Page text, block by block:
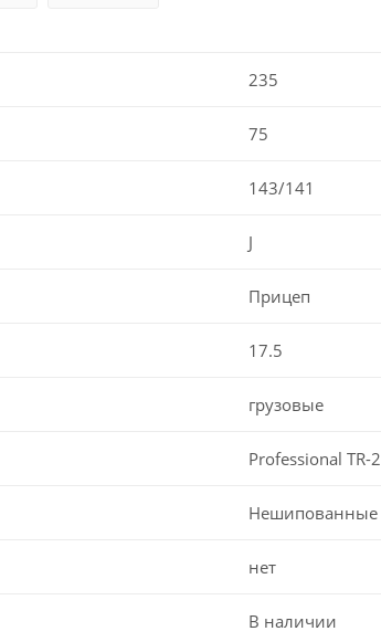
235
75
143/141
J
Прицеп
17.5
грузовые
Professional TR-2
Нешипованные
нет
В наличии